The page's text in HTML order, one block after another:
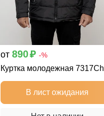
от 890p -%
Куртка молодежная 7317Ch
В лист ожидания